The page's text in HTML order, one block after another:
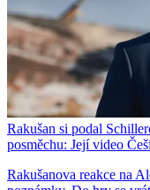
Rakušan si podal
posměchu: Její video
Rakušanova reakce na